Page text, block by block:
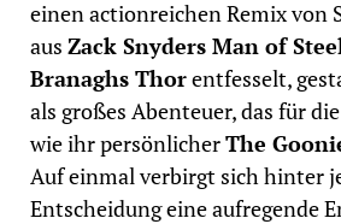
einen actionreichen Remix von
aus Zack Snyders Man of
Branaghs Thorentfesselt,
als großes Abenteuer, das für
wie ihr persönlicherThe
Auf einmal verbirgt sich hinter
Entscheidung eine aufregende